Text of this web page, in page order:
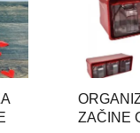
ZAČINE